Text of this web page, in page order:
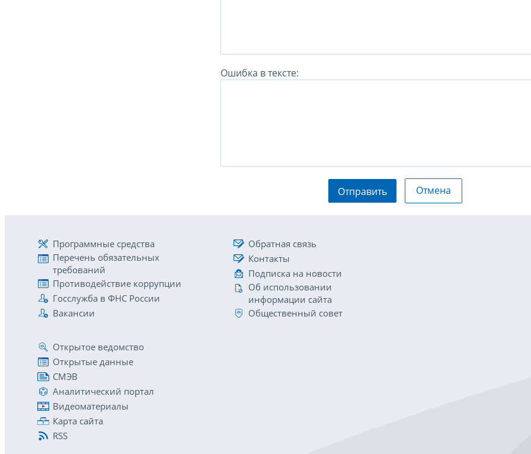
Ошибка в тексте:
Отправить Отмена
Программные средства
Перечень обязательных
требований
Противодействие коррупции
Госслужба в ФНС России
Вакансии
Обратная связь
Контакты
Подписка на новости
Об использовании
информации сайта
Общественный совет
Открытое ведомство
Открытые данные
СМЭВ
Аналитический портал
Видеоматериалы
Карта сайта
RSS